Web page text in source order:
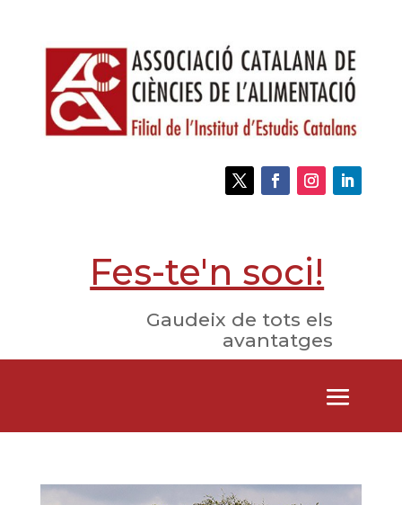
Fes-te'n soci!
Gaudeix de tots els
avantatges